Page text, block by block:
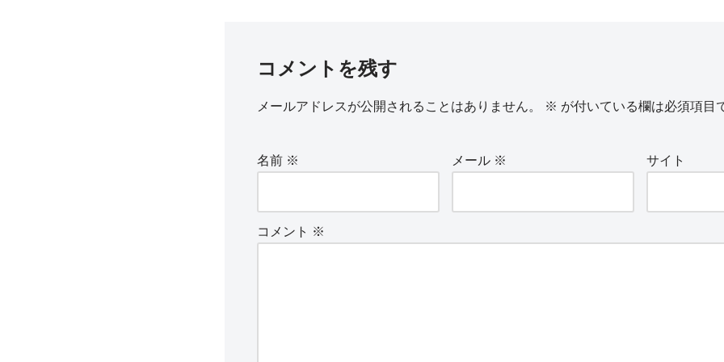
コメントを残す
メールアドレスが公開されることはありません。 ※ が付いている欄は必須項目
名前 ※ メール ※ サイト
コメント ※